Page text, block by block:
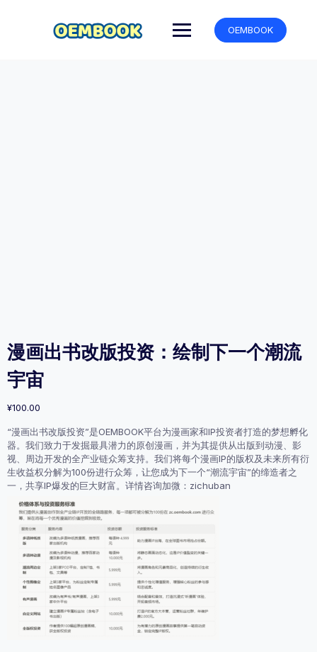
OEMBOOK
漫画出书改版投资：绘制下一个潮流
宇宙
¥100.00
“漫画出书改版投资”是OEMBOOK平台为漫画家和IP投资者打造的梦想孵化
器。我们致力于发掘最具潜力的原创漫画，并为其提供从出版到动漫、影
视、周边开发的全产业链众筹支持。我们将每个漫画IP的版权及未来所有衍
生收益权分解为100份进行众筹，让您成为下一个“潮流宇宙”的缔造者之
一，共享IP爆发的巨大财富。详情咨询加微：zichuban